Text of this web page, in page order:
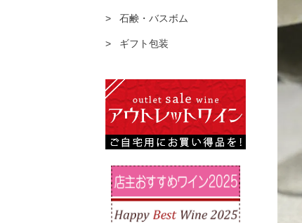
石鹸・バスボム
ギフト包装